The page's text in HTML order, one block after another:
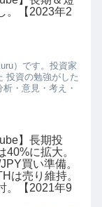
。【2023年2
）です。投資家
投資の勉強がした
・意見・考え・
】長期投
40%に拡大。
買い準備。
は売り維持。
。【2021年9